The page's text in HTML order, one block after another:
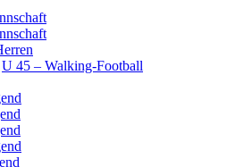
U 45 – Walking-Football